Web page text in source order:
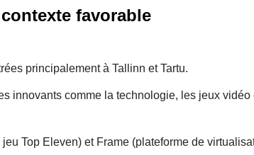
favorable
principalement à Tallinn et Tartu.
innovants comme la technologie, les jeux vidéo
Top Eleven) et Frame (plateforme de